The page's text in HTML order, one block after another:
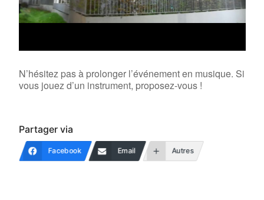
N’hésitez pas à prolonger l’événement en musique. Si
vous jouez d’un instrument, proposez-vous !
Partager via
Facebook Email Autres